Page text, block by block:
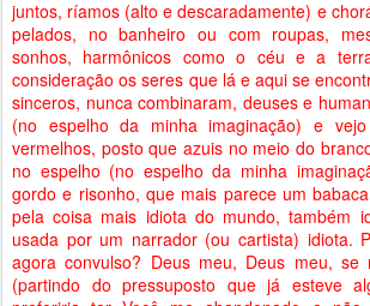
juntos, ríamos (alto e descaradamente) e
pelados, no banheiro ou com roupas,
sonhos, harmônicos como o céu e a
consideração os seres que lá e aqui se
sinceros, nunca combinaram, deuses e
(no espelho da minha imaginação) e
vermelhos, posto que azuis no meio do
no espelho (no espelho da minha
gordo e risonho, que mais parece um
pela coisa mais idiota do mundo, também
usada por um narrador (ou cartista) idiota.
agora convulso? Deus meu, Deus meu, se
(partindo do pressuposto que já esteve